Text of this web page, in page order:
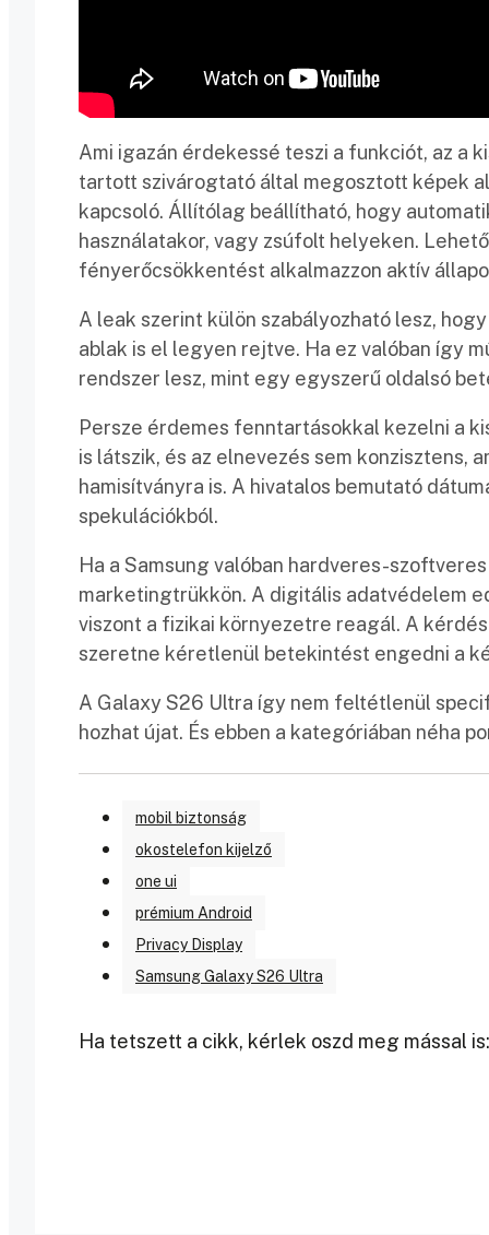
Ami igazán érdekessé teszi a funkciót, az a
tartott szivárogtató által megosztott képek
kapcsoló. Állítólag beállítható, hogy
használatakor, vagy zsúfolt helyeken.
fényerőcsökkentést alkalmazzon aktív
A leak szerint külön szabályozható lesz,
ablak is el legyen rejtve. Ha ez valóban így
rendszer lesz, mint egy egyszerű oldalsó
Persze érdemes fenntartásokkal kezelni a
is látszik, és az elnevezés sem konzisztens,
hamisítványra is. A hivatalos bemutató
spekulációkból.
Ha a Samsung valóban hardveres-
marketingtrükkön. A digitális adatvédelem
viszont a fizikai környezetre reagál. A
szeretne kéretlenül betekintést engedni a
A Galaxy S26 Ultra így nem feltétlenül
hozhat újat. És ebben a kategóriában néha
mobil biztonság
okostelefon kijelző
one ui
prémium Android
Privacy Display
Samsung Galaxy S26 Ultra
Ha tetszett a cikk, kérlek oszd meg mással is: